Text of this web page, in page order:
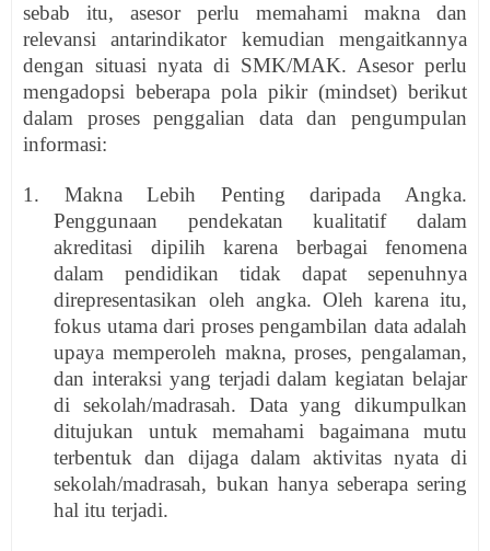
sebab itu, asesor perlu memahami makna dan
relevansi antarindikator kemudian mengaitkannya
dengan situasi nyata di SMK/MAK. Asesor perlu
mengadopsi beberapa pola pikir (mindset) berikut
dalam proses penggalian data dan pengumpulan
informasi:
1. Makna Lebih Penting daripada Angka.
Penggunaan pendekatan kualitatif dalam
akreditasi dipilih karena berbagai fenomena
dalam pendidikan tidak dapat sepenuhnya
direpresentasikan oleh angka. Oleh karena itu,
fokus utama dari proses pengambilan data adalah
upaya memperoleh makna, proses, pengalaman,
dan interaksi yang terjadi dalam kegiatan belajar
di sekolah/madrasah. Data yang dikumpulkan
ditujukan untuk memahami bagaimana mutu
terbentuk dan dijaga dalam aktivitas nyata di
sekolah/madrasah, bukan hanya seberapa sering
hal itu terjadi.